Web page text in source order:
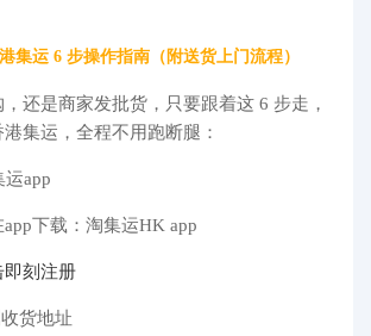
集运 6 步操作指南（附送货上门流程）​
还是商家发批货，只要跟着这 6 步走，
集运，全程不用跑断腿：​
运app
下载：淘集运HK app
即刻注册
货地址